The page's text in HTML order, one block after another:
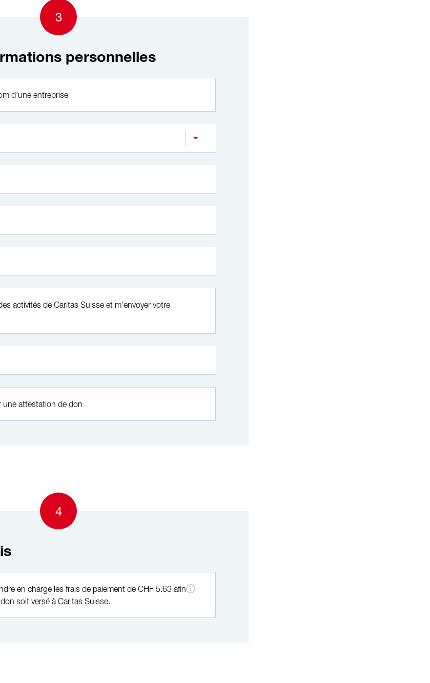
3
personnelles
d'une entreprise
activités de Caritas Suisse et m’envoyer votre
une attestation de don
4
en charge les frais de paiement de CHF 5.63 afin
soit versé à Caritas Suisse.